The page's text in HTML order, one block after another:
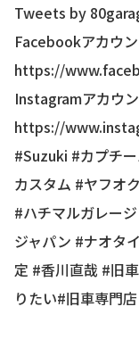
Tweets by
Facebookアカウ
https://
Instagramアカウ
https://
#Suzuki #カプチ
カスタム #ヤフオ
#ハチマルガレー
ジャパン #ナオタ
定 #香川直哉 #旧
りたい#旧車専門店